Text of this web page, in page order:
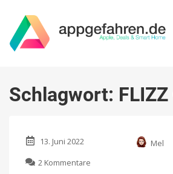
Schlagwort:
13. Juni 2022
Mel
2 Kommentare